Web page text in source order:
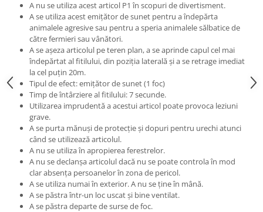
A nu se utiliza acest articol P1 în scopuri de divertisment.
A se utiliza acest emițător de sunet pentru a îndepărta
animalele agresive sau pentru a speria animalele sălbatice de
către fermieri sau vânători.
A se așeza articolul pe teren plan, a se aprinde capul cel mai
îndepărtat al fitilului, din poziția laterală și a se retrage imediat
la cel puțin 20m.
Tipul de efect: emițător de sunet (1 foc)
Timp de întârziere al fitilului: 7 secunde.
Utilizarea imprudentă a acestui articol poate provoca leziuni
grave.
A se purta mănuși de protecție și dopuri pentru urechi atunci
când se utilizează articolul.
A nu se utiliza în apropierea ferestrelor.
A nu se declanșa articolul dacă nu se poate controla în mod
clar absența persoanelor în zona de pericol.
A se utiliza numai în exterior. A nu se ține în mână.
A se păstra într-un loc uscat și bine ventilat.
A se păstra departe de surse de foc.